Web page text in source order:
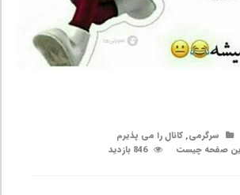
سرگرمی,کانال را می پذیرم
صفحه چیست
846 بازدید